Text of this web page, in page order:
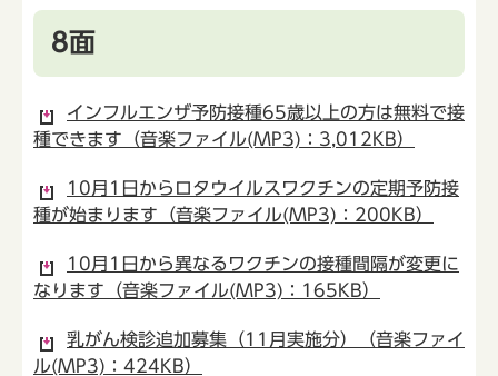
8面
インフルエンザ予防接種65歳以上の方は無料で接
種できます（音楽ファイル(MP3)：3,012KB）
10月1日からロタウイルスワクチンの定期予防接
種が始まります（音楽ファイル(MP3)：200KB）
10月1日から異なるワクチンの接種間隔が変更に
なります（音楽ファイル(MP3)：165KB）
乳がん検診追加募集（11月実施分）（音楽ファイ
ル(MP3)：424KB）